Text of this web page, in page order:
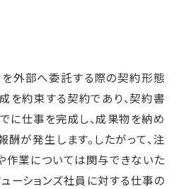
外部へ委託する際の契約形態
を約束する契約であり、契約書
に仕事を完成し、成果物を納め
酬が発生します。したがって、注
業については関与できないた
ューションズ社員に対する仕事の